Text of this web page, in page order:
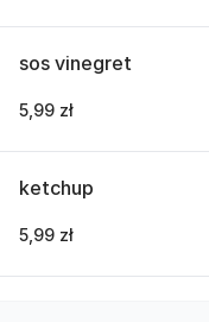
sos vinegret
5,99 zł
ketchup
5,99 zł